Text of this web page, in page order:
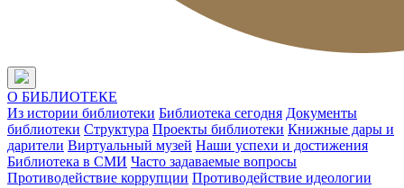
О БИБЛИОТЕКЕ
Из истории библиотеки Библиотека сегодня Документы
библиотеки Структура Проекты библиотеки Книжные дары и
дарители Виртуальный музей Наши успехи и достижения
Библиотека в СМИ Часто задаваемые вопросы
Противодействие коррупции Противодействие идеологии